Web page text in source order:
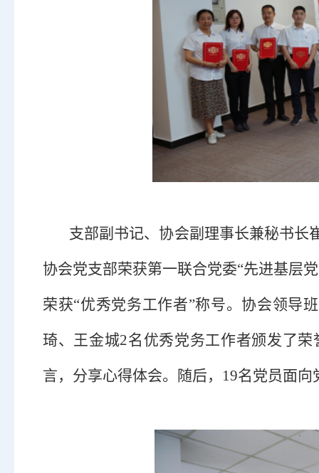
支部副书记、协会副理事长兼秘书长
协会党支部荣获第一联合党委“先进基层
荣获“优秀党务工作者”称号。协会领导
琦、王金城2名优秀党务工作者颁发了
言，分享心得体会。随后，19名党员面